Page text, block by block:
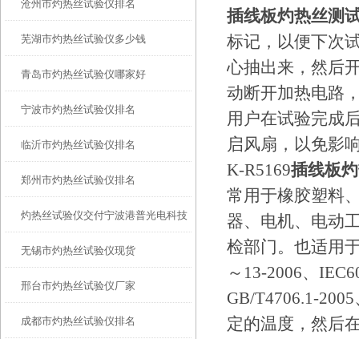
沧州市灼热丝试验仪排名
芜湖市灼热丝试验仪多少钱
青岛市灼热丝试验仪哪家好
宁波市灼热丝试验仪排名
临沂市灼热丝试验仪排名
郑州市灼热丝试验仪排名
灼热丝试验仪交付宁波港普光电科技
正常运行
无锡市灼热丝试验仪现货
邢台市灼热丝试验仪厂家
成都市灼热丝试验仪排名
插线板灼热丝测
标记，以便下次
心抽出来，然后
动断开加热电路
用户在试验完成
启风扇，以免影
K-R5169插线板
常用于橡胶塑料
器、电机、电动
检部门。也适用
～13-2006、
GB/T4706.1-
定的温度，然后